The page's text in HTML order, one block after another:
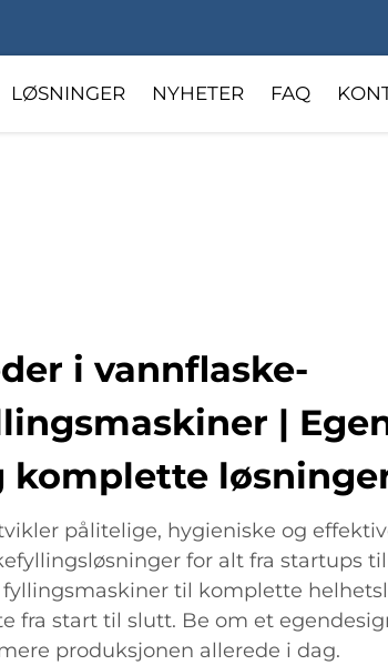
LØSNINGER NYHETER FAQ
i vannflaske-
|
komplette
pålitelige, hygieniske og
for alt fra startups
fyllingsmaskiner til komplette
fra start til slutt. Be om et
produksjonen allerede i dag.